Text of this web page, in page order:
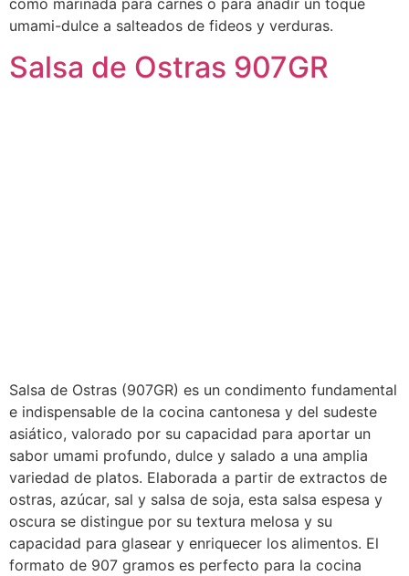
como marinada para carnes o para añadir un toque
umami-dulce a salteados de fideos y verduras.
Salsa de Ostras 907GR
Salsa de Ostras (907GR) es un condimento fundamental
e indispensable de la cocina cantonesa y del sudeste
asiático, valorado por su capacidad para aportar un
sabor umami profundo, dulce y salado a una amplia
variedad de platos. Elaborada a partir de extractos de
ostras, azúcar, sal y salsa de soja, esta salsa espesa y
oscura se distingue por su textura melosa y su
capacidad para glasear y enriquecer los alimentos. El
formato de 907 gramos es perfecto para la cocina